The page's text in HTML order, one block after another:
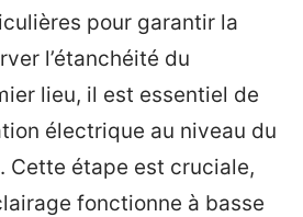
pour garantir la
l’étanchéité du
lieu, il est essentiel de
électrique au niveau du
Cette étape est cruciale,
fonctionne à basse